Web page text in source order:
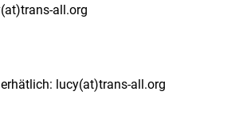
all.org
lucy(at)trans-all.org